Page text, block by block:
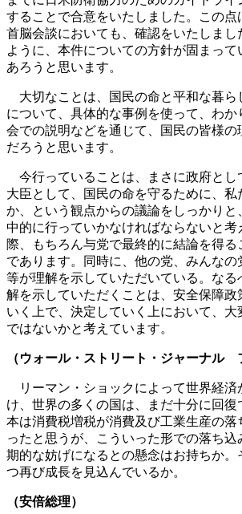
することで合意をいたしました。この点
首脳会談においても、確認をいたしまし
ように、本件についての方針が固まっ
あろうと思います。
大切なことは、国民の命と平和な暮ら
について、具体的な事例を使って、わか
会での説明などを通じて、国民の皆様の
だろうと思います。
今行っていることは、まさに政府とし
大臣として、国民の命を守るために、私
か、という観点からの議論をしっかりと
中的に行っていかなければならないと考
際、もちろん与党で最終的に結論を得
であります。同時に、他の党、みんなの
等が理解を示していただいている。なる
解を示していただくことは、安全保障政
いく上で、決定していく上において、大
ではないかと考えています。
（ウォール・ストリート・ジャーナル
リーマン・ショックによって世界経済
け、世界の多くの国は、まだ十分に回復
本は消費税増税が消費及び工業生産の落
ったと思うが、こういった形での落ち
期的な妨げになるとの懸念はお持ちか。
つ再び成長を見込んでいるか。
（安倍総理）